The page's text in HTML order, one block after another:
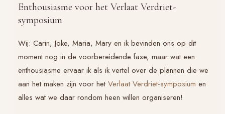
Enthousiasme voor het Verlaat Verdriet-
symposium
Wij: Carin, Joke, Maria, Mary en ik bevinden ons op dit
moment nog in de voorbereidende fase, maar wat een
enthousiasme ervaar ik als ik vertel over de plannen die we
aan het maken zijn voor hetVerlaat Verdriet-symposium en
alles wat we daar rondom heen willen organiseren!